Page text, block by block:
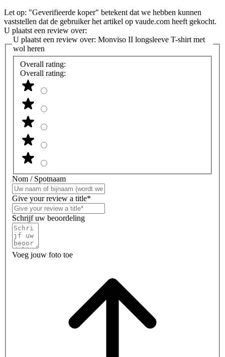
Let op: "Geverifieerde koper" betekent dat we hebben kunnen
vaststellen dat de gebruiker het artikel op vaude.com heeft gekocht.
U plaatst een review over:
U plaatst een review over: Monviso II longsleeve T-shirt met
wol heren
Overall rating:
Overall rating:
Nom / Spotnaam
Give your review a title*
Schrijf uw beoordeling
Voeg jouw foto toe